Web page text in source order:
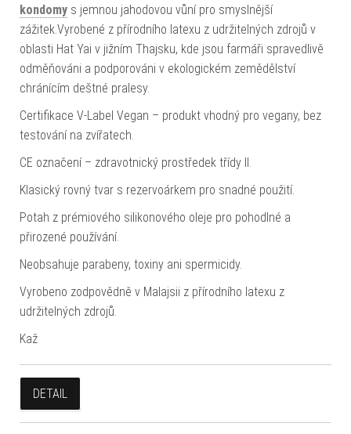
kondomy s jemnou jahodovou vůní pro smyslnější
zážitek.Vyrobené z přírodního latexu z udržitelných zdrojů v
oblasti Hat Yai v jižním Thajsku, kde jsou farmáři spravedlivě
odměňováni a podporováni v ekologickém zemědělství
chránícím deštné pralesy.
Certifikace V-Label Vegan – produkt vhodný pro vegany, bez
testování na zvířatech.
CE označení – zdravotnický prostředek třídy II.
Klasický rovný tvar s rezervoárkem pro snadné použití.
Potah z prémiového silikonového oleje pro pohodlné a
přirozené používání.
Neobsahuje parabeny, toxiny ani spermicidy.
Vyrobeno zodpovědně v Malajsii z přírodního latexu z
udržitelných zdrojů.
Kaž
DETAIL